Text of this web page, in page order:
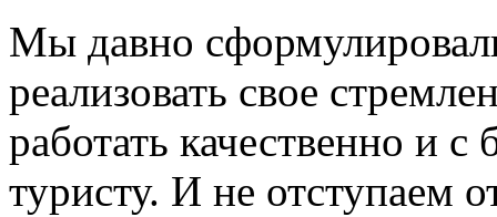
Мы давно
реализовать свое
работать качественно и
туристу. И не отступаем